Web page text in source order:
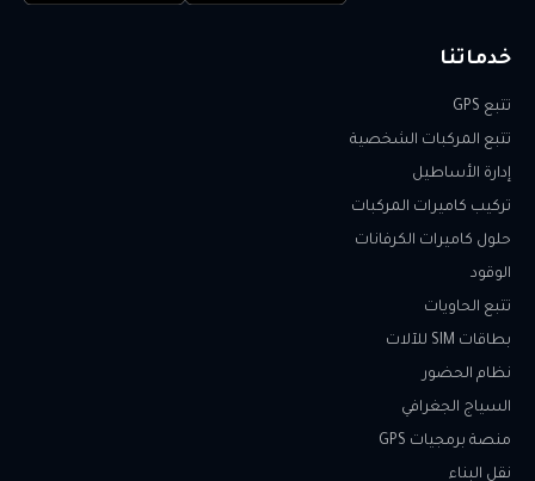
خدماتنا
تتبع GPS
تتبع المركبات الشخصية
إدارة الأساطيل
تركيب كاميرات المركبات
حلول كاميرات الكرفانات
الوقود
تتبع الحاويات
بطاقات SIM للآلات
نظام الحضور
السياج الجغرافي
منصة برمجيات GPS
نقل البناء